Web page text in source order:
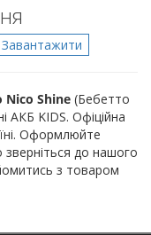
Завантажити
Nico Shine (Бебетто
АКБ KIDS. Офіційна
Оформлюйте
до нашого
з товаром